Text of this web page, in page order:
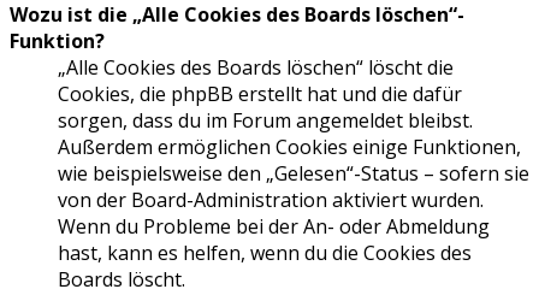
Wozu ist die „Alle Cookies des Boards löschen“-
Funktion?
„Alle Cookies des Boards löschen“ löscht die
Cookies, die phpBB erstellt hat und die dafür
sorgen, dass du im Forum angemeldet bleibst.
Außerdem ermöglichen Cookies einige Funktionen,
wie beispielsweise den „Gelesen“-Status – sofern sie
von der Board-Administration aktiviert wurden.
Wenn du Probleme bei der An- oder Abmeldung
hast, kann es helfen, wenn du die Cookies des
Boards löscht.